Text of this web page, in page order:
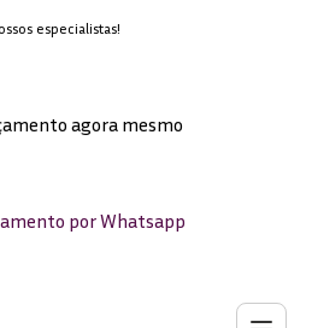
especialistas!
agora mesmo
por Whatsapp